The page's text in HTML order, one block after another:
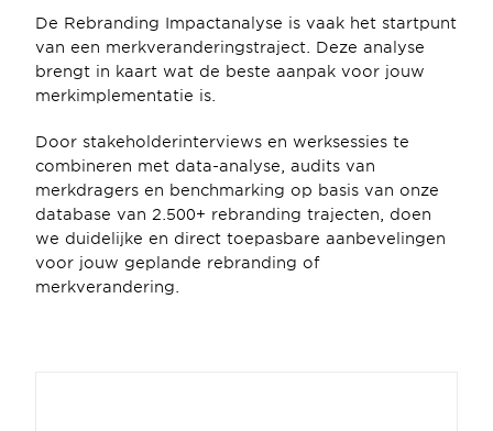
De Rebranding Impactanalyse is vaak het startpunt
van een merkveranderingstraject. Deze analyse
brengt in kaart wat de beste aanpak voor jouw
merkimplementatie is.
Door stakeholderinterviews en werksessies te
combineren met data-analyse, audits van
merkdragers en benchmarking op basis van onze
database van 2.500+ rebranding trajecten, doen
we duidelijke en direct toepasbare aanbevelingen
voor jouw geplande rebranding of
merkverandering.